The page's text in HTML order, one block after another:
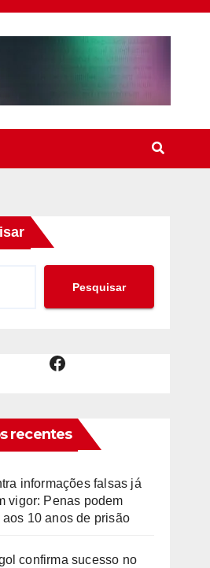
Pesquisar
Facebook
recentes
informações falsas já
vigor: Penas podem
aos 10 anos de prisão
confirma sucesso no